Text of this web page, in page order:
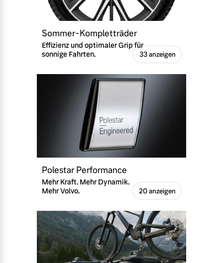
Sommer-Kompletträder
Effizienz und optimaler Grip für
sonnige Fahrten.
33 anzeigen
Polestar Performance
Mehr Kraft. Mehr Dynamik.
Mehr Volvo.
20 anzeigen